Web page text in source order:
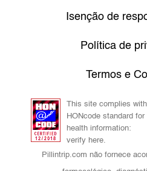
Isenção de
Política de
Termos e
This site complies
HONcode standard for
health information:
verify here.
Pillintrip.com não fornece